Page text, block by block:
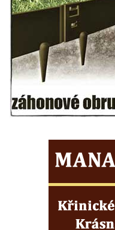
Budějovicích
Sochy brouků u
Budějovicích
Socha svatého
nádvoří kláštera
Socha svatého
Socha svatého Josefa
dominikánů v
Socha svatého